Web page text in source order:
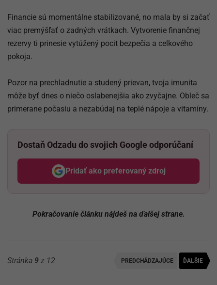
Financie sú momentálne stabilizované, no mala by si začať
viac premýšľať o zadných vrátkach. Vytvorenie finančnej
rezervy ti prinesie vytúžený pocit bezpečia a celkového
pokoja.
Pozor na prechladnutie a studený prievan, tvoja imunita
môže byť dnes o niečo oslabenejšia ako zvyčajne. Obleč sa
primerane počasiu a nezabúdaj na teplé nápoje a vitamíny.
Dostaň Odzadu do svojich Google odporúčaní
Pridať ako preferovaný zdroj
Odzadu, odkaz sa otvorí v
Pokračovanie článku nájdeš na ďalšej strane.
Stránka 9 z 12 PREDCHÁDZAJÚCE ĎALŠIE